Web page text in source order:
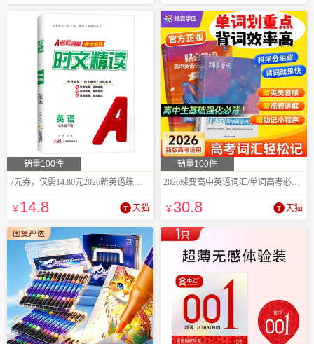
销量100件
7元券，仅需14.80元2026新英语练习册
¥14.8 天猫
销量100件
2026蝶变高中英语词汇/单词高考必背3600词
¥30.8 天猫